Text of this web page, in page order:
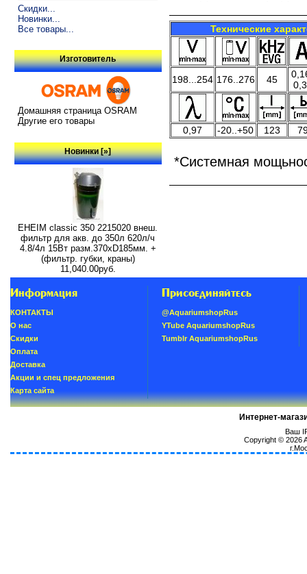
Скидки...
Новинки...
Все товары...
Изготовитель
Домашняя страница OSRAM
Другие его товары
Новинки [»]
EHEIM classic 350 2215020 внеш.
фильтр для акв. до 350л 620л/ч
4.8/4л 15Вт разм.370хD185мм. +
(фильтр. губки, краны)
11,040.00руб.
Технические
198...254 176..276 45
0,97 -20..+50 123
*Системная
Информация
КОНТАКТЫ
О нас
Скидки
Oплатa
Доставка
Акции и спец предложения
Карта сайта
Присоединяйтесь
@AquariumshopRus
YTube AquariumshopRus
Tumblr AquariumshopRus
Интернет-
Ваш
Copyright © 2026